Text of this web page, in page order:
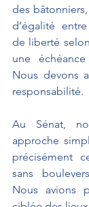
des
d’égalité
de liberté
une
Nous devons
responsabilité.
Au Sénat,
approche
précisément
sans
Nous avions